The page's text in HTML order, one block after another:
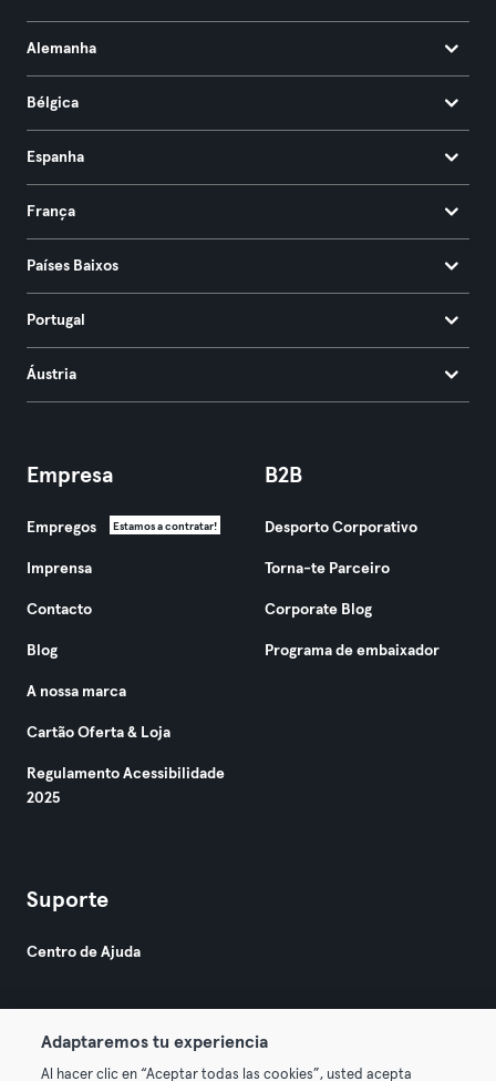
Alemanha
Bélgica
Espanha
França
Países Baixos
Portugal
Áustria
Empresa
Empregos Estamos a contratar!
Imprensa
Contacto
Blog
A nossa marca
Cartão Oferta & Loja
Regulamento Acessibilidade
2025
B2B
Desporto Corporativo
Torna-te Parceiro
Corporate Blog
Programa de embaixador
Suporte
Centro de Ajuda
Adaptaremos tu experiencia
Al hacer clic en “Aceptar todas las cookies”, usted acepta